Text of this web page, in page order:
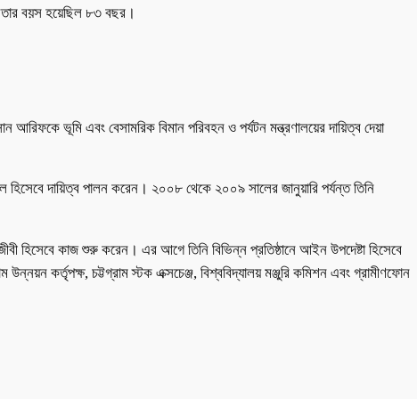
তার বয়স হয়েছিল ৮৩ বছর।
ভূমি এবং বেসামরিক বিমান পরিবহন ও পর্যটন মন্ত্রণালয়ের দায়িত্ব দেয়া
দায়িত্ব পালন করেন। ২০০৮ থেকে ২০০৯ সালের জানুয়ারি পর্যন্ত তিনি
হিসেবে কাজ শুরু করেন। এর আগে তিনি বিভিন্ন প্রতিষ্ঠানে আইন উপদেষ্টা হিসেবে
কর্তৃপক্ষ, চট্টগ্রাম স্টক এক্সচেঞ্জ, বিশ্ববিদ্যালয় মঞ্জুরি কমিশন এবং গ্রামীণফোন